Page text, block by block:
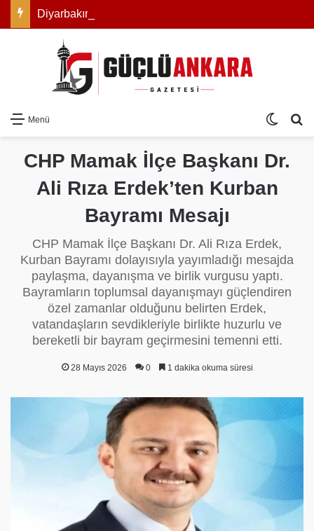
Menü Dış
CHP Mamak İlçe Başkanı Dr.
Ali Rıza Erdek’ten Kurban
Bayramı Mesajı
CHP Mamak İlçe Başkanı Dr. Ali Rıza Erdek,
Kurban Bayramı dolayısıyla yayımladığı mesajda
paylaşma, dayanışma ve birlik vurgusu yaptı.
Bayramların toplumsal dayanışmayı güçlendiren
özel zamanlar olduğunu belirten Erdek,
vatandaşların sevdikleriyle birlikte huzurlu ve
bereketli bir bayram geçirmesini temenni etti.
28 Mayıs 2026 0 1 dakika okuma süresi